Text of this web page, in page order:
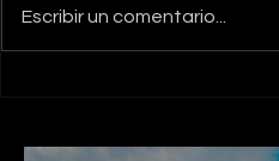
en casa El Salvador:
Escribir un comentario...